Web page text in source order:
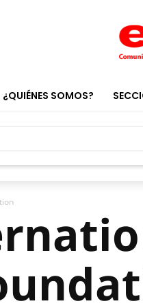
¿QUIÉNES SOMOS?